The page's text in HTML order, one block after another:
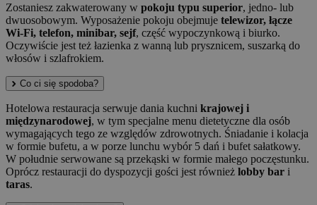
Zostaniesz zakwaterowany w pokoju typu superior, jedno- lub
dwuosobowym. Wyposażenie pokoju obejmuje telewizor, łącze
Wi-Fi, telefon, minibar, sejf, część wypoczynkową i biurko.
Oczywiście jest też łazienka z wanną lub prysznicem, suszarką do
włosów i szlafrokiem.
Co ci się spodoba?
Hotelowa restauracja serwuje dania kuchni krajowej i
międzynarodowej, w tym specjalne menu dietetyczne dla osób
wymagających tego ze względów zdrowotnych. Śniadanie i kolacja
w formie bufetu, a w porze lunchu wybór 5 dań i bufet sałatkowy.
W południe serwowane są przekąski w formie małego poczęstunku.
Oprócz restauracji do dyspozycji gości jest również lobby bar i
taras.